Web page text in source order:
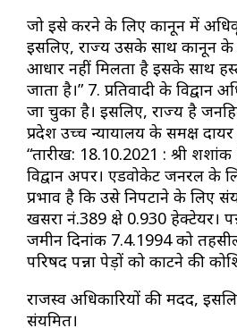
जो इसे करने के लिए कानून में
इसलिए, राज्य उसके साथ कानून के
आधार नहीं मिलता है इसके साथ
जाता है।” 7. प्रतिवादी के
जा चुका है। इसलिए, राज्य है
प्रदेश उच्च न्यायालय के समक्ष
“तारीख: 18.10.2021 : श्री शशांक
विद्वान अपर। एडवोकेट जनरल के
प्रभाव है कि उसे निपटाने के लिए
खसरा नं.389 क्षेत्र 0.930
जमीन दिनांक 7.4.1994 को
परिषद पन्ना पेड़ों को काटने की
राजस्व अधिकारियों की मदद,
संयमित।